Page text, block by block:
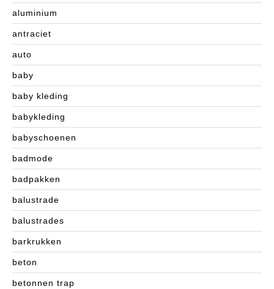
aluminium
antraciet
auto
baby
baby kleding
babykleding
babyschoenen
badmode
badpakken
balustrade
balustrades
barkrukken
beton
betonnen trap